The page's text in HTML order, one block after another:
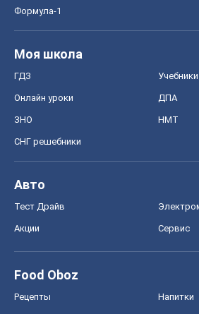
Формула-1
Моя школа
ГДЗ Учебники
Онлайн уроки ДПА
ЗНО НМТ
СНГ решебники
Авто
Тест Драйв
Акции Сервис
Food Oboz
Рецепты Напитки